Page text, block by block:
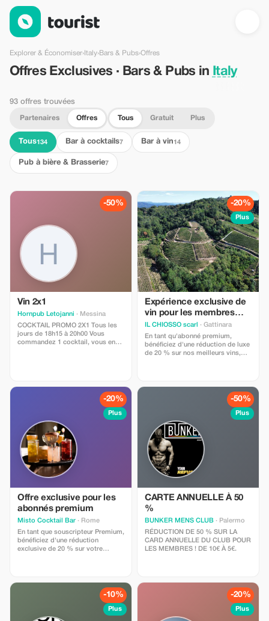
Offres Exclusives · Bars & Pubs in Italy — Tourist
Explorer & Économiser› Italy›Bars & Pubs›Offres
Offres Exclusives · Bars & Pubs in Italy
93 offres trouvées
Partenaires Offres Tous Gratuit Plus
Tous134 Bar à cocktails7 Bar à vin 14
Pub à bière & Brasserie7
-50%
Vin 2x1
Hornpub Letojanni · Messina
COCKTAIL PROMO 2X1 Tous les
jours de 18h15 à 20h00 Vous
commandez 1 cocktail, vous en
et de convivialité entre amis ou
collègues. Venez nous rendre
visite de 18h15 à 20h00 et laissez-
vous envoûter par la magie de nos
cocktails savamment élaborés.
Valable sur l’Aperol Spritz – verre
de vin – coupe de Prosecco
-20%
Plus
Expérience exclusive de
vin pour les membres
premium
IL CHIOSSO scarl
· Gattinara
En tant qu'abonné premium,
bénéficiez d'une réduction de luxe
de 20 % sur nos meilleurs vins,
Terre Vulcaniche, Ghemme DOCG
-20%
Plus
Offre exclusive pour les
abonnés premium
Misto Cocktail Bar · Rome
En tant que souscripteur Premium,
bénéficiez d'une réduction
exclusive de 20 % sur votre
gourmandes tout en faisant des
-50%
Plus
CARTE ANNUELLE À 50
%
BUNKER MENS CLUB · Palermo
RÉDUCTION DE 50 % SUR LA
CARD ANNUELLE DU CLUB POUR
LES MEMBRES ! DE 10€ À 5€.
-10%
Plus
-20%
Plus